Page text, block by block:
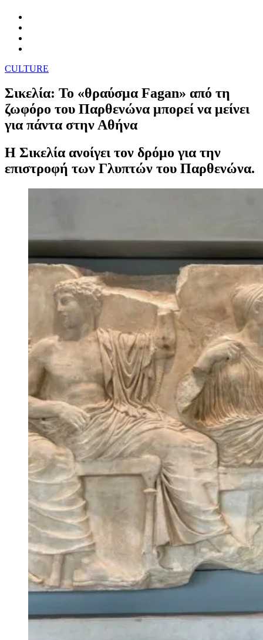
CULTURE
Σικελία: Το «θραύσμα Fagan» από τη
ζωφόρο του Παρθενώνα μπορεί να μείνει
για πάντα στην Αθήνα
Η Σικελία ανοίγει τον δρόμο για την
επιστροφή των Γλυπτών του Παρθενώνα.